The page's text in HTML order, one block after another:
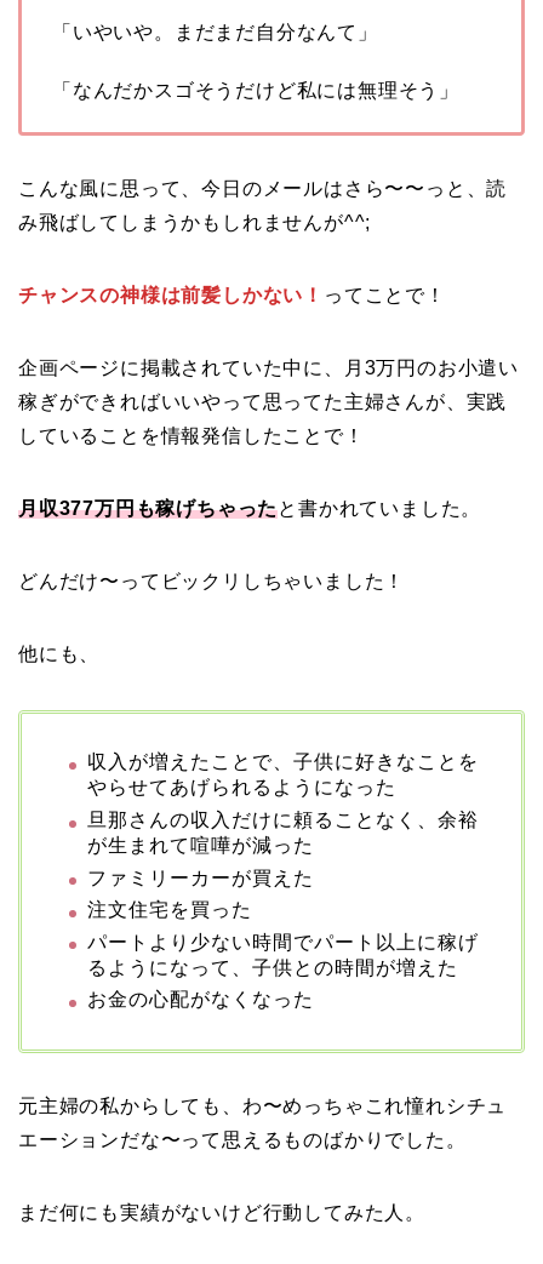
「いやいや。まだまだ自分なんて」
「なんだかスゴそうだけど私には無理そう」
こんな風に思って、今日のメールはさら〜〜っと、読
み飛ばしてしまうかもしれませんが^^;
チャンスの神様は前髪しかない！ ってことで！
企画ページに掲載されていた中に、月3万円のお小遣い
稼ぎができればいいやって思ってた主婦さんが、実践
していることを情報発信したことで！
月収377万円も稼げちゃったと書かれていました。
どんだけ〜ってビックリしちゃいました！
他にも、
収入が増えたことで、子供に好きなことを
やらせてあげられるようになった
旦那さんの収入だけに頼ることなく、余裕
が生まれて喧嘩が減った
ファミリーカーが買えた
注文住宅を買った
パートより少ない時間でパート以上に稼げ
るようになって、子供との時間が増えた
お金の心配がなくなった
元主婦の私からしても、わ〜めっちゃこれ憧れシチュ
エーションだな〜って思えるものばかりでした。
まだ何にも実績がないけど行動してみた人。